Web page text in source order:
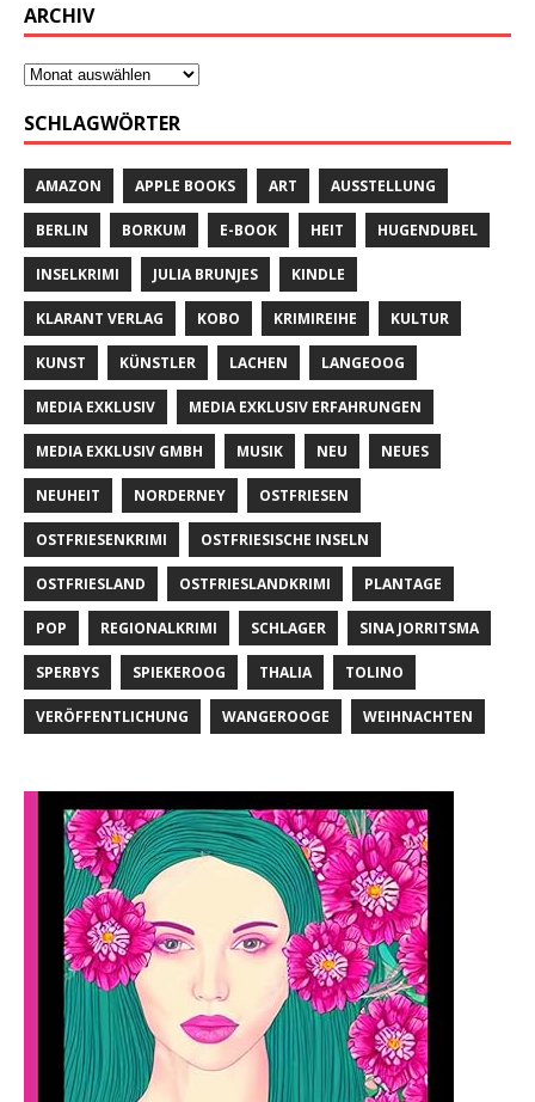
ARCHIV
SCHLAGWÖRTER
AMAZON APPLE BOOKS ART AUSSTELLUNG
BERLIN BORKUM E-BOOK HEIT HUGENDUBEL
INSELKRIMI JULIA BRUNJES KINDLE
KLARANT VERLAG KOBO KRIMIREIHE KULTUR
KUNST KÜNSTLER LACHEN LANGEOOG
MEDIA EXKLUSIV MEDIA EXKLUSIV ERFAHRUNGEN
MEDIA EXKLUSIV GMBH MUSIK NEU NEUES
NEUHEIT NORDERNEY OSTFRIESEN
OSTFRIESENKRIMI OSTFRIESISCHE INSELN
OSTFRIESLAND OSTFRIESLANDKRIMI PLANTAGE
POP REGIONALKRIMI SCHLAGER SINA JORRITSMA
SPERBYS SPIEKEROOG THALIA TOLINO
VERÖFFENTLICHUNG WANGEROOGE WEIHNACHTEN